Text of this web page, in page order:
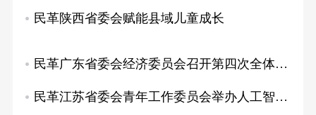
民革陕西省委会赋能县域儿童成长
民革广东省委会经济委员会召开第四次全体会议
民革江苏省委会青年工作委员会举办人工智能主…